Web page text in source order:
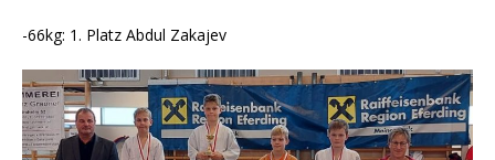
-66kg: 1. Platz Abdul Zakajev